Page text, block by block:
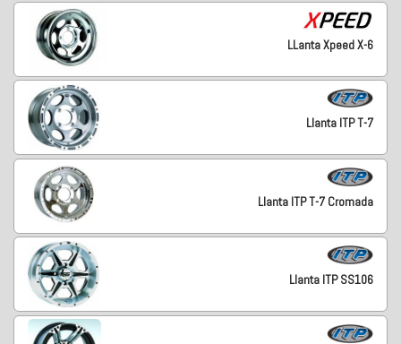
LLanta Xpeed X-6
Llanta ITP T-7
Llanta ITP T-7 Cromada
Llanta ITP SS106